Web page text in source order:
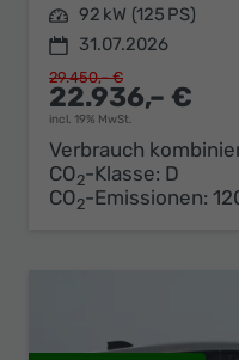
Leistung 92 kW (125 PS)
31.07.2026
22.936,– €
incl. 19% MwSt.
29.450,– €
Verbrauch
CO2-Klasse: D
CO2-Emissionen: